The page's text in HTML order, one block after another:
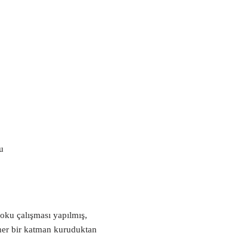
çalışması yapılmış,
bir katman kuruduktan